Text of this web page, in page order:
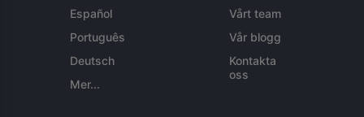
Español
Português
Deutsch
Mer...
Vårt team
Vår blogg
Kontakta
oss